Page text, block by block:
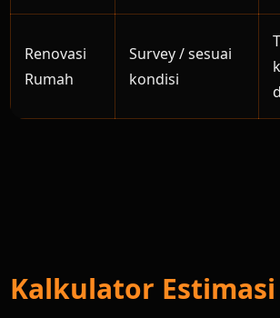
Renovasi
Rumah
Survey / sesuai
kondisi
Kalkulator